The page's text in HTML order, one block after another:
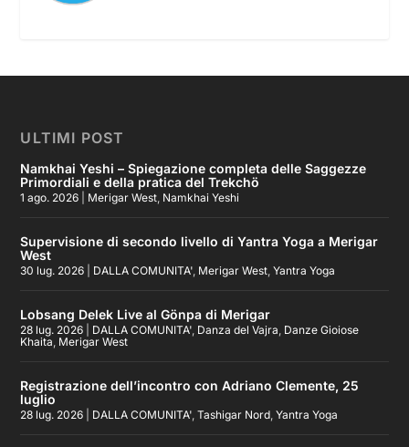
ULTIMI POST
Namkhai Yeshi – Spiegazione completa delle Saggezze
Primordiali e della pratica del Trekchö
1 ago. 2026 Merigar West, Namkhai Yeshi
Supervisione di secondo livello di Yantra Yoga a Merigar
West
30 lug. 2026 DALLA COMUNITA', Merigar West,Yantra Yoga
Lobsang Delek Live al Gönpa di Merigar
28 lug. 2026 DALLA COMUNITA', Danza del Vajra, Danze Gioiose
Khaita, Merigar West
Registrazione dell’incontro con Adriano Clemente, 25
luglio
28 lug. 2026 DALLA COMUNITA',Tashigar Nord,Yantra Yoga